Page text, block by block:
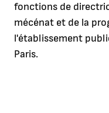
fonctions de
mécénat et de la
l'établissement
Paris.